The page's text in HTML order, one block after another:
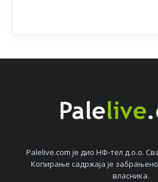
Palelive.com јe дио НФ-тeл д.о.о.
Копирањe садржаја јe
власника.